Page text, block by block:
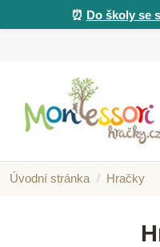
⏰ Do školy se
Úvodní stránka Hračky